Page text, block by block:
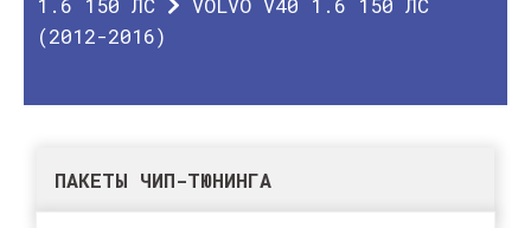
(2012-2016)
ПАКЕТЫ ЧИП-ТЮНИНГА